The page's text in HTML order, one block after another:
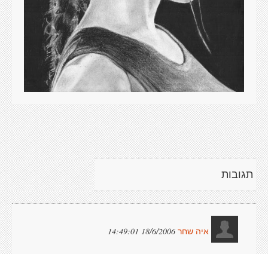
תגובות
איה שחר 18/6/2006 14:49:01